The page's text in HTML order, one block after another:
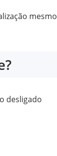
mesmo
desligado